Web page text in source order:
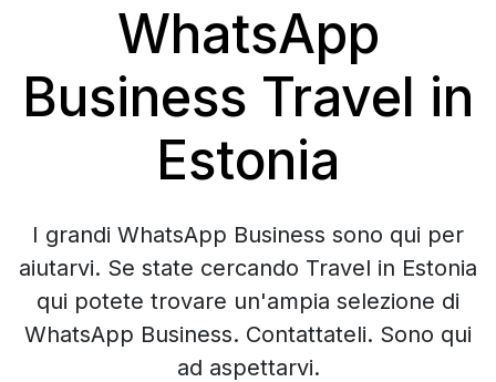
WhatsApp
Business Travel in
Estonia
I grandi WhatsApp Business sono qui per
aiutarvi. Se state cercando Travel in Estonia
qui potete trovare un'ampia selezione di
WhatsApp Business. Contattateli. Sono qui
ad aspettarvi.